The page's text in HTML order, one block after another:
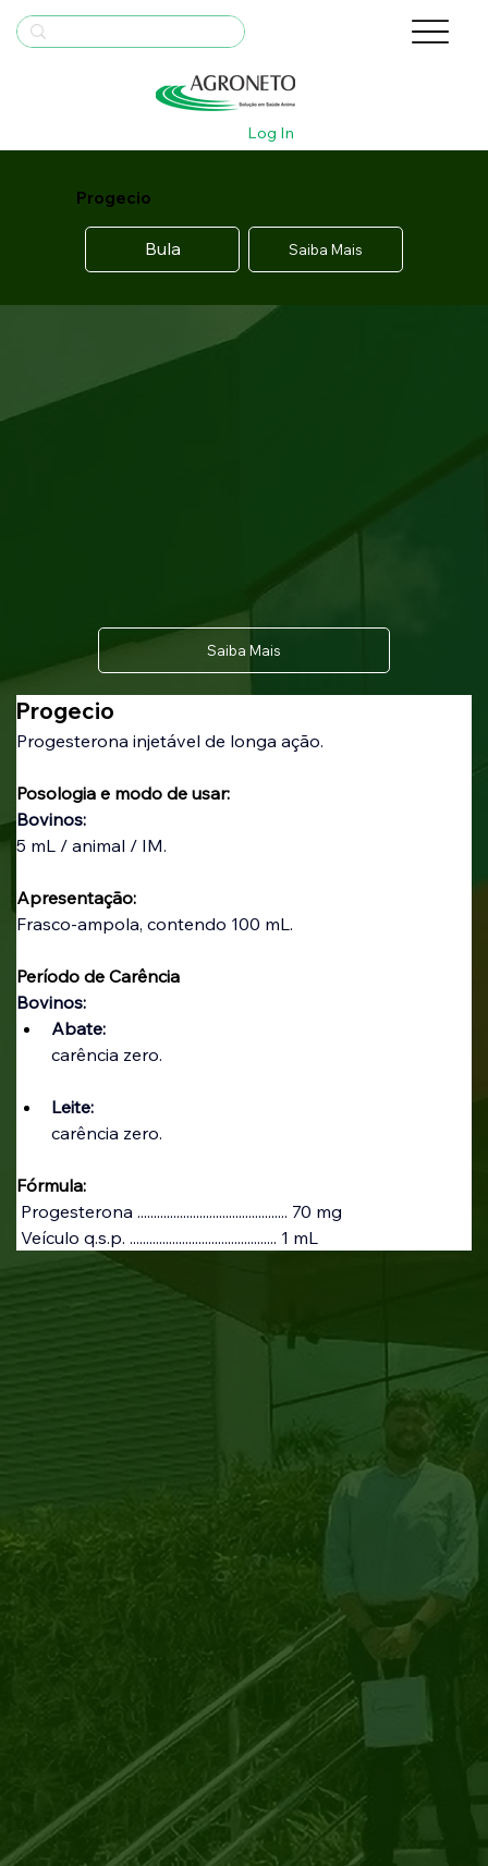
Log In
Progecio
Bula Saiba Mais
Progecio
Progesterona injetável de longa ação.
Posologia e modo de usar:
Bovinos:
5 mL / animal / IM.
Apresentação:
Frasco-ampola, contendo 100 mL.
Período de Carência
Bovinos:
Abate:
carência zero.
Leite:
carência zero.
Fórmula:
Progesterona .............................................. 70 mg
Veículo q.s.p. ............................................. 1 mL
Saiba Mais